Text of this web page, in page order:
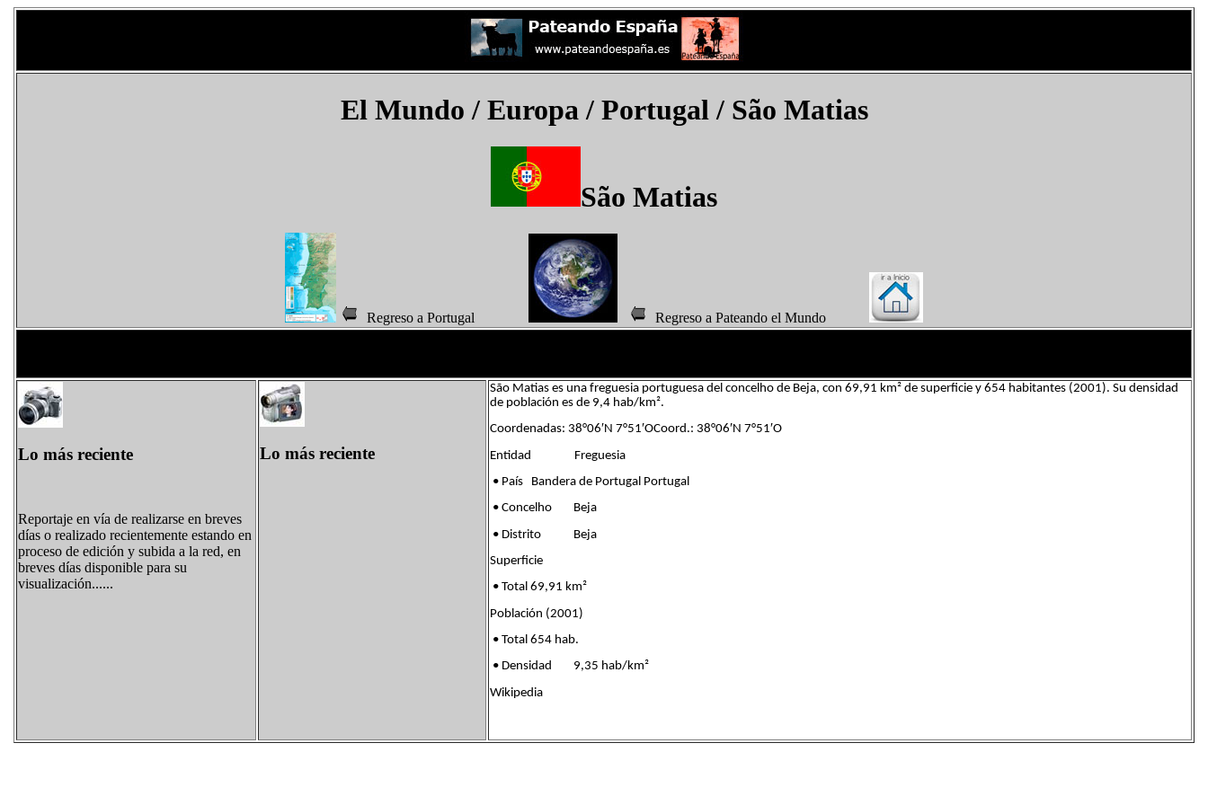
El Mundo/ Europa / Portugal / São Matias
São Matias
Regreso a Portugal Regreso a Pateando el Mundo
Lo más reciente
Reportaje en vía de realizarse en breves
días o realizado recientemente estando en
proceso de edición y subida a la red, en
breves días disponible para su
visualización......
Lo más reciente
São Matias es una freguesia portuguesa del concelho de Beja, con 69,91 km² de superficie y 654 habitantes (2001). Su densidad
de población es de 9,4 hab/km².
Coordenadas: 38°06′N 7°51′OCoord.: 38°06′N 7°51′O
Entidad Freguesia
• País Bandera de Portugal Portugal
• Concelho Beja
• Distrito Beja
Superficie
• Total 69,91 km²
Población (2001)
• Total 654 hab.
• Densidad 9,35 hab/km²
Wikipedia